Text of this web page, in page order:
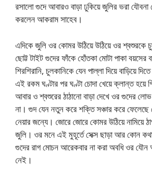
রসালো গুদে আবারও বাড়া ঢুকিয়ে জুলির ভরা যৌবনা
করলেন আকরাম সাহেব।
এদিকে জুলি ওর কোমর উঠিয়ে উঠিয়ে ওর
ছোট্ট টাইট গুদের ফাঁকে হোঁতকা মোটা পাকা বয়সের
শিরশিরানি, চুলকানিকে যেন পাল্লা দিয়ে বাড়িয়ে
এই রকম ঘণ্টার পর ঘণ্টা চোদা খেয়ে ক্লান্ত হয়ে
আবার ও শ্বশুরের ঠাঠানো বাড়া দেখে ওর গুদের
না। গুদ যেন নতুন করে শক্তি সঞ্চার করে ফেলেছে
নেয়ার জন্যে। জোরে জোরে কোমর উঠিয়ে নামিয়ে
জুলি। ওর মনে এই মুহূর্তে সেক্স ছাড়া আর কোন
গুদের রাগ মোচন আরেকবার না করা অবধি ওর যৌন
নেই।